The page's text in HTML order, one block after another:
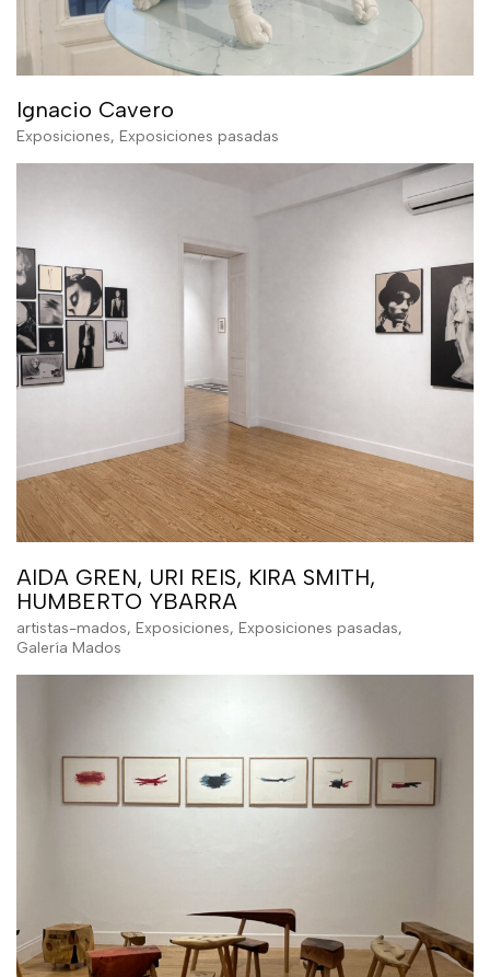
Ignacio Cavero
Exposiciones, Exposiciones pasadas
AIDA GREN, URI REIS, KIRA SMITH,
HUMBERTO YBARRA
artistas-mados, Exposiciones, Exposiciones pasadas,
Galería Mados